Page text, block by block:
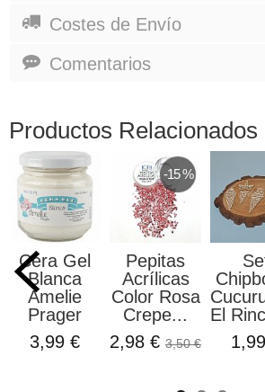
Costes de Envío
Comentarios
Productos Relacionados
Cera Gel
Blanca
Amelie
Prager
3,99 €
-15 %
Pepitas
Acrílicas
Color Rosa
Crepe...
2,98 € 3,50 €
El